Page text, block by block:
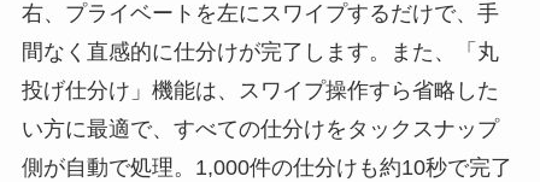
右、プライベートを左にスワイプするだけで、手
間なく直感的に仕分けが完了します。また、「丸
投げ仕分け」機能は、スワイプ操作すら省略した
い方に最適で、すべての仕分けをタックスナップ
側が自動で処理。1,000件の仕分けも約10秒で完了